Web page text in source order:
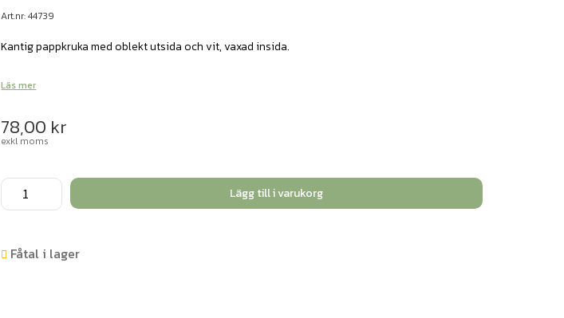
Art.nr: 44739
Kantig pappkruka med oblekt utsida och vit, vaxad insida.
Läs mer
78,00 kr
exkl moms
Pappkrukor
1,2
mängd
Lägg till i varukorg
Fåtal i lager